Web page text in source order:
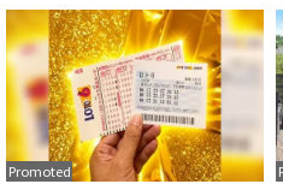
Promoted